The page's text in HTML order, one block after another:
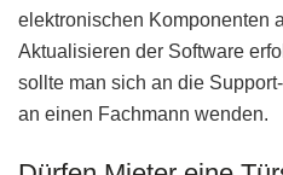
elektronischen Komponenten
Aktualisieren der Software
sollte man sich an die
an einen Fachmann wenden.